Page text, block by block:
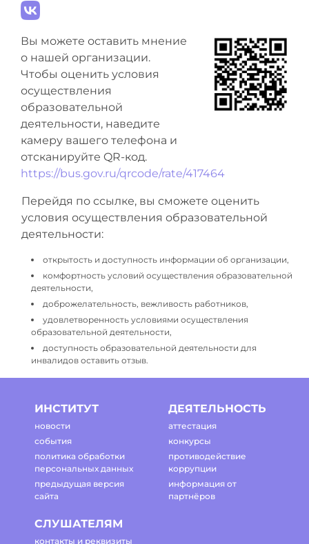
Вы можете оставить мнение
о нашей организации.
Чтобы оценить условия
осуществления
образовательной
деятельности, наведите
камеру вашего телефона и
отсканируйте QR-код.
https://bus.gov.ru/qrcode/rate/417464
Перейдя по ссылке, вы сможете оценить
условия осуществления образовательной
деятельности:
открытость и доступность информации об организации,
комфортность условий осуществления образовательной
деятельности,
доброжелательность, вежливость работников,
удовлетворенность условиями осуществления
образовательной деятельности,
доступность образовательной деятельности для
инвалидов оставить отзыв.
ИНСТИТУТ
новости
события
политика обработки
персональных данных
предыдущая версия
сайта
ДЕЯТЕЛЬНОСТЬ
аттестация
конкурсы
противодействие
коррупции
информация от
партнёров
СЛУШАТЕЛЯМ
контакты и реквизиты